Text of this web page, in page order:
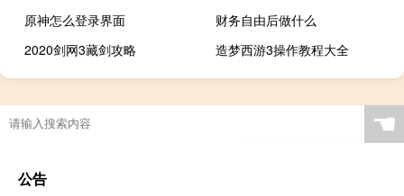
原神怎么登录界面
财务自由后做什么
2020剑网3藏剑攻略
造梦西游3操作教程大全
☚
公告